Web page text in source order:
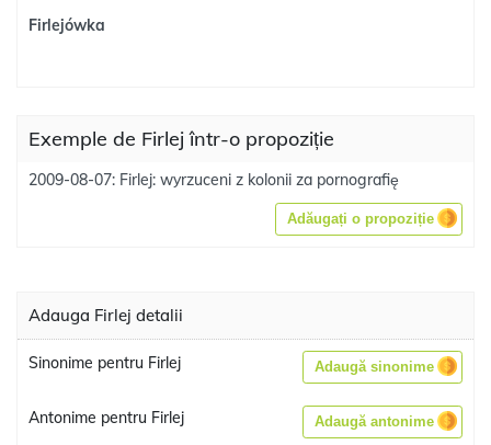
Firlejówka
Exemple de Firlej într-o propoziție
2009-08-07: Firlej: wyrzuceni z kolonii za pornografię
Adăugați o propoziție
Adauga Firlej detalii
Sinonime pentru Firlej Adaugă sinonime
Antonime pentru Firlej Adaugă antonime